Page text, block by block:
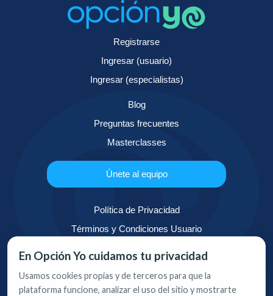
En Opción Yo cuidamos tu privacidad
Usamos cookies propias y de terceros para que la
plataforma funcione, analizar el uso del sitio y mostrarte
Registrarse
Ingresar (usuario)
Ingresar (especialistas)
Blog
Preguntas frecuentes
Masterclasses
Únete al equipo
Política de Privacidad
Términos y Condiciones Usuario
+1 (305) 504-1242